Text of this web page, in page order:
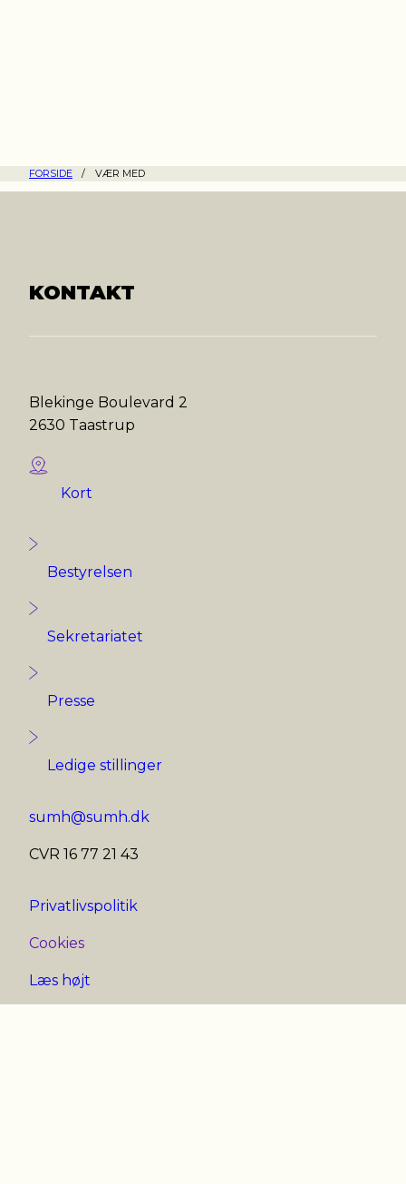
FORSIDE / VÆR MED
KONTAKT
Blekinge Boulevard 2
2630 Taastrup
Kort
Bestyrelsen
Sekretariatet
Presse
Ledige stillinger
sumh@sumh.dk
CVR 16 77 21 43
Privatlivspolitik
Cookies
Læs højt